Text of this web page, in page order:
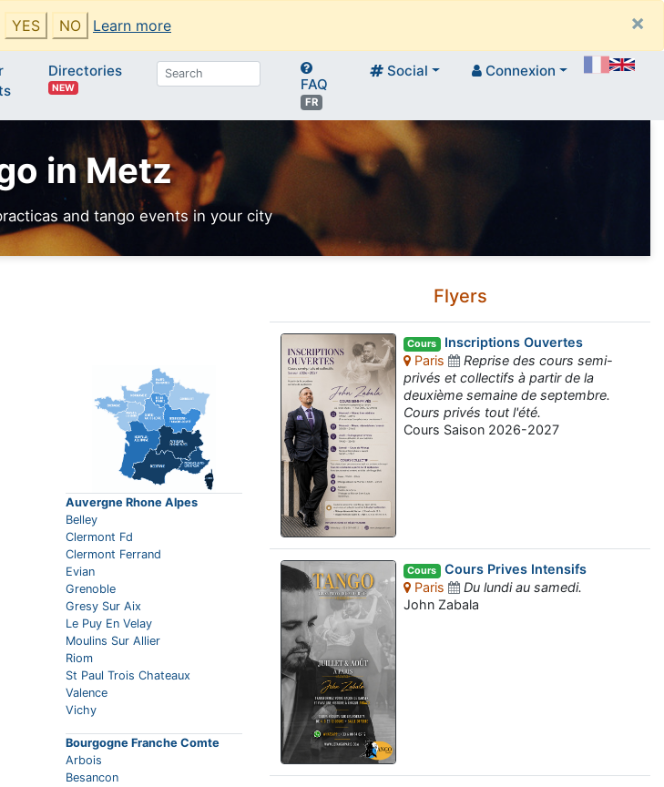
YES NO Learn more
×
Directories
NEW FAQ
FR
Social Connexion
in Metz
and tango events in your city
Auvergne Rhone Alpes
Belley
Clermont Fd
Clermont Ferrand
Evian
Grenoble
Gresy Sur Aix
Le Puy En Velay
Moulins Sur Allier
Riom
St Paul Trois Chateaux
Valence
Vichy
Bourgogne Franche Comte
Arbois
Besancon
Flyers
Cours Inscriptions Ouvertes
Paris
Reprise des cours semi-
privés et collectifs à partir de la
deuxième semaine de septembre.
Cours privés tout l'été.
Cours Saison 2026-2027
Cours Cours Prives Intensifs
Paris
Du lundi au samedi.
John Zabala